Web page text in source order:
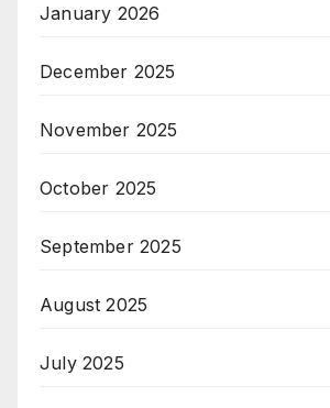
January 2026
December 2025
November 2025
October 2025
September 2025
August 2025
July 2025